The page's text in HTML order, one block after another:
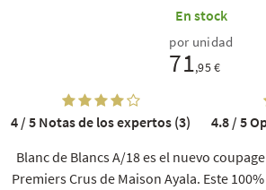
En stock
Blanc de Blancs A/18 es el nuevo
Premiers Crus de Maison Ayala. Este
por unidad
71,95 €
4 / 5 Notas de los expertos (3) 4.8 / 5